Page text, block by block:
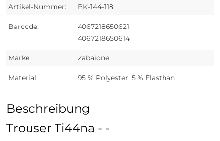
Artikel-Nummer: BK-144-118
Barcode:
4067218650621
4067218650614
Marke: Zabaione
Material: 95 % Polyester, 5 % Elasthan
Beschreibung
Trouser Ti44na - -